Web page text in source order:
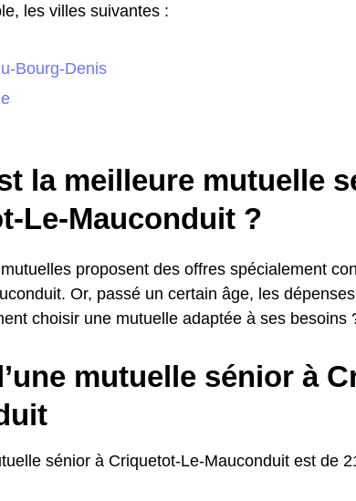
les villes suivantes :
Bourg-Denis
la meilleure mutuelle
Le-Mauconduit ?
proposent des offres spécialement
Or, passé un certain âge, les
choisir une mutuelle adaptée à ses besoins
mutuelle sénior à
sénior à Criquetot-Le-Mauconduit est de